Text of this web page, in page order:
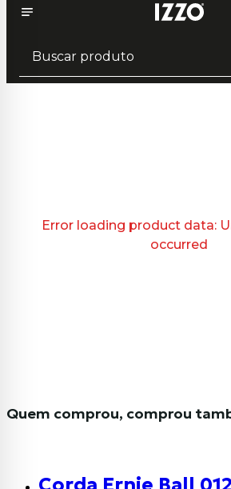
Error loading product data:
occurred
Quem comprou, comprou